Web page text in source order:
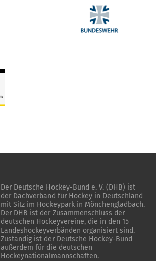
Der Deutsche Hockey-Bund e. V. (DHB) ist
der Dachverband für Hockey in Deutschland
mit Sitz im Hockeypark in Mönchengladbach.
Der DHB ist der Zusammenschluss der
deutschen Hockeyvereine, die in den 15
Landeshockeyverbänden organisiert sind.
Zuständig ist der Deutsche Hockey-Bund
außerdem für die deutschen
Hockeynationalmannschaften.